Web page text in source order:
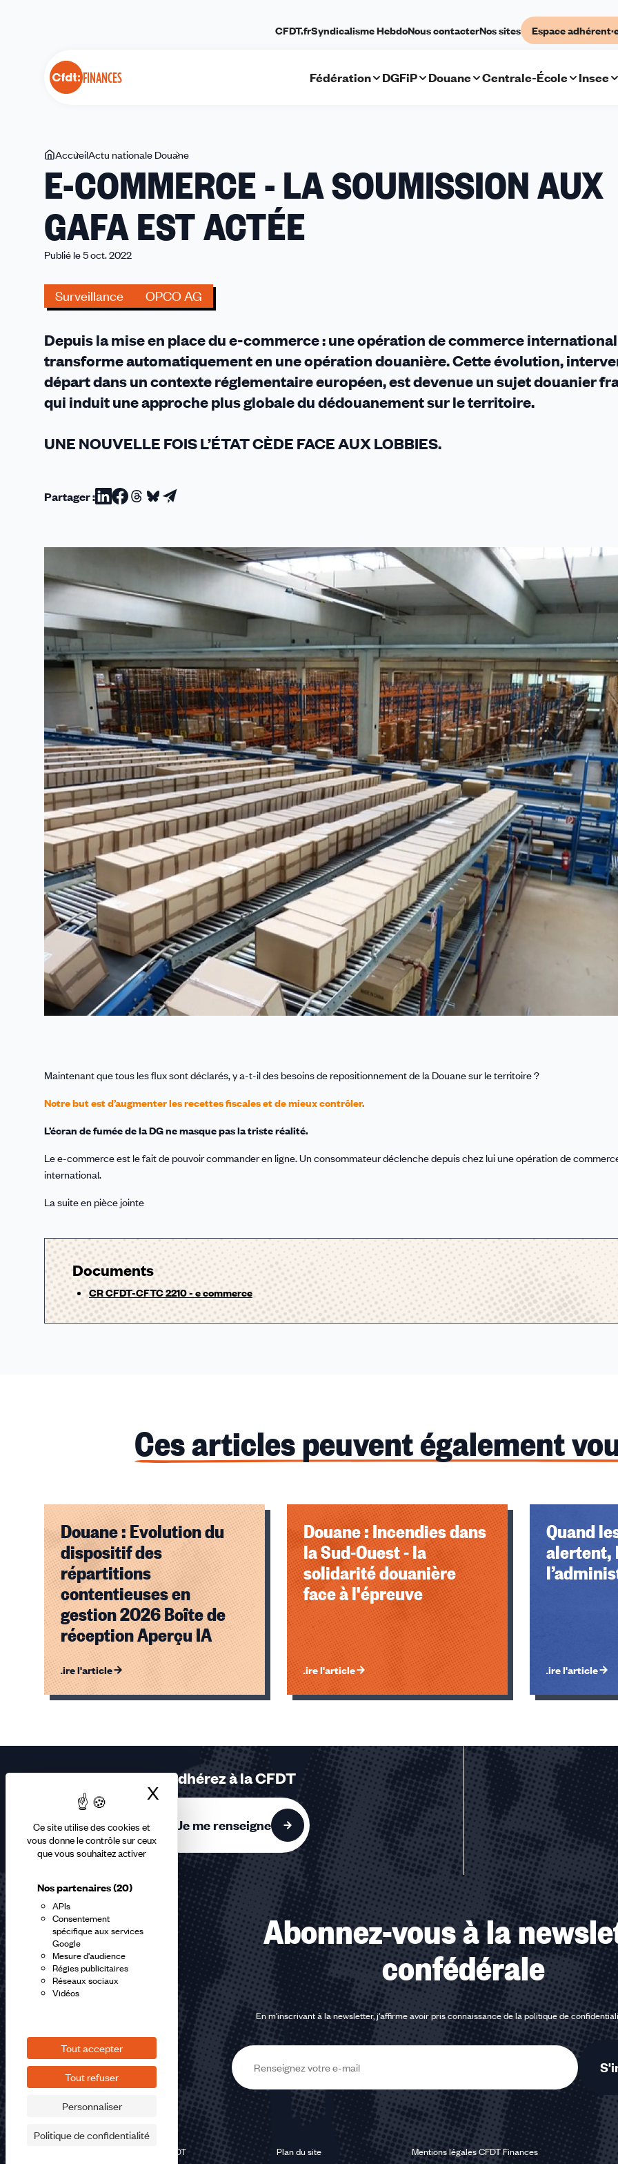
Ce site utilise des cookies et
vous donne le contrôle sur ceux
que vous souhaitez activer
Nos partenaires(20)
APIs
Consentement
spécifique aux services
Google
Mesure d'audience
Régies publicitaires
Réseaux sociaux
Vidéos
Tout accepter
Tout refuser
Personnaliser
Politique de confidentialité
X Masquer le bandeau des cookies
FINANCES
CFDT.frSyndicalisme HebdoNous contacterNos sites Espace
Fédération DGFiP Douane Centrale-École Insee
Vous
êtes
ici
AccueilActu nationale Douane
COMMERCE
-
LA
SOUMISSION
ACTÉE
E-COMMERCE - LA SOUMISSION AUX
GAFA EST ACTÉE
Publié le 5 oct. 2022
Surveillance OPCO AG
Depuis la mise en place du e-commerce : une opération de commerce
transforme automatiquement en une opération douanière. Cette évolution,
départ dans un contexte réglementaire européen, est devenue un sujet douanier
qui induit une approche plus globale du dédouanement sur le territoire.
UNE NOUVELLE FOIS L’ÉTAT CÈDE FACE AUX LOBBIES.
Partager :Partager
Linkedin
Partager
Facebook
Partager
Threads
Partager
Bluesky
Partager
email
Maintenant que tous les flux sont déclarés, y a-t-il des besoins de repositionnement de la Douane sur le territoire ?
Notre but est d’augmenter les recettes fiscales et de mieux contrôler.
L’écran de fumée de la DG ne masque pas la triste réalité.
Le e-commerce est le fait de pouvoir commander en ligne. Un consommateur déclenche depuis chez lui une opération de
international.
La suite en pièce jointe
Documents
CR CFDT-CFTC 2210 - e commerce
Ces articles peuvent également
Douane : Evolution du
dispositif des
répartitions
contentieuses en
gestion 2026 Boîte de
réception Aperçu IA
Lire l'article
Douane : Incendies dans
la Sud-Ouest - la
solidarité douanière
face à l'épreuve
Lire l'article
Quand
alertent,
Lire l'article
Éléments
accessibles
Adhérez à la CFDT
Je me renseigne
Abonnez-vous à la
confédérale
En m'inscrivant à la newsletter, j'affirme avoir pris connaissance de lapolitique de
E-
mail
©2026 CFDT Plan du site Mentions légales CFDT Finances